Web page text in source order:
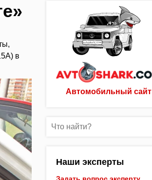
в
Автомобильный сайт
Наши эксперты